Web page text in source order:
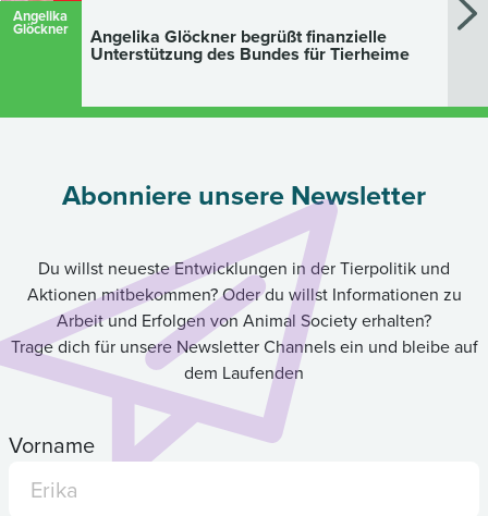
Angelika
Glöckner Angelika Glöckner begrüßt finanzielle
Unterstützung des Bundes für Tierheime
Abonniere unsere Newsletter
Du willst neueste Entwicklungen in der Tierpolitik und
Aktionen mitbekommen? Oder du willst Informationen zu
Arbeit und Erfolgen von Animal Society erhalten?
Trage dich für unsere Newsletter Channels ein und bleibe auf
dem Laufenden
Vorname